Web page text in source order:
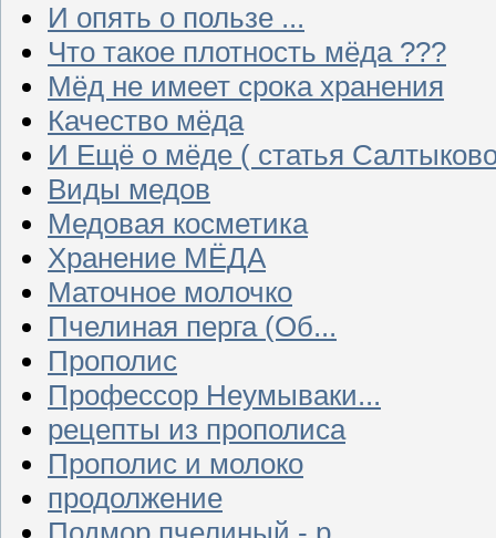
И опять о пользе ...
Что такое плотность мёда ???
Мёд не имеет срока хранения
Качество мёда
И Ещё о мёде ( статья
Виды медов
Медовая косметика
Хранение МЁДА
Маточное молочко
Пчелиная перга (Об...
Прополис
Профессор Неумываки...
рецепты из прополиса
Прополис и молоко
продолжение